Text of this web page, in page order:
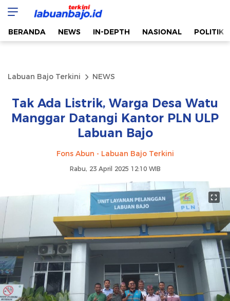
Labuan Bajo Terkini
Aktual & Berimbang
BERANDA NEWS IN-DEPTH NASIONAL POLITIK
Labuan Bajo Terkini NEWS
Tak Ada Listrik, Warga Desa Watu
Manggar Datangi Kantor PLN ULP
Labuan Bajo
Fons Abun - Labuan Bajo Terkini
Rabu, 23 April 2025 12:10 WIB